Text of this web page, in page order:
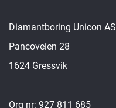
Diamantboring Unicon AS
Pancoveien 28
1624 Gressvik
Org nr: 927 811 685